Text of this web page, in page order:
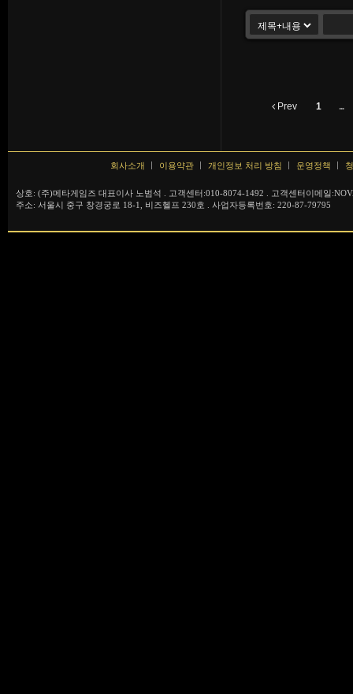
Prev 1 ...
회사소개 이용약관 개인정보 처리 방침 운영정책
상호: (주)메타게임즈 대표이사 노범석 . 고객센터:010-8074-1492 . 고객센터이메일
주소: 서울시 중구 창경궁로 18-1, 비즈헬프 230호 . 사업자등록번호: 220-87-79795